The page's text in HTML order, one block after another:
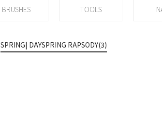
BRUSHES TOOLS
SPRING| DAYSPRING RAPSODY(3)